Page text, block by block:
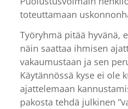
toteuttamaan
Työryhmä pitää hyvänä,
näin saattaa ihmisen
vakaumustaan ja sen
Käytännössä kyse ei ole
ajattelemaan
pakosta tehdä julkinen